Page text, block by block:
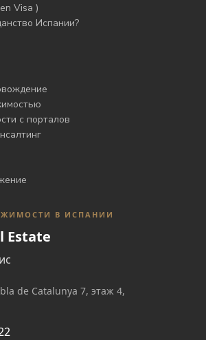
Visa )
Испании?
с порталов
В ИСПАНИИ
Estate
de Catalunya 7, этаж 4,